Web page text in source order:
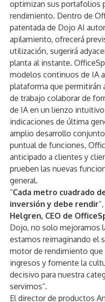
optimizan sus portafolios
rendimiento. Dentro de
patentada de Dojo AI
apilamiento, ofrecerá
utilización, sugerirá
planta al instante.
modelos continuos de IA
plataforma que permitirán
de trabajo colaborar de
de IA en un lienzo
indicaciones de última
amplio desarrollo
puntual de funciones,
anticipado a clientes y
prueben las nuevas
general.
“Cada metro cuadrado
inversión y debe rendir
Helgren, CEO de
Dojo, no solo mejoramos
estamos reimaginando el
motor de rendimiento que
ingresos y fomente la
decisivo para nuestra
servimos”.
El director de productos